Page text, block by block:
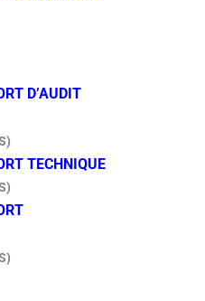
D’AUDIT
TECHNIQUE